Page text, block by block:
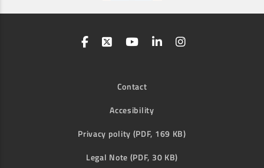
Contact
Accesibility
Privacy polity (PDF, 169 KB)
Legal Note (PDF, 30 KB)